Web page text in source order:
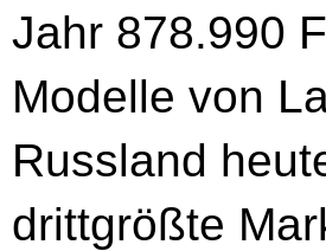
Jahr 878.990
Modelle von
Russland
drittgrößte